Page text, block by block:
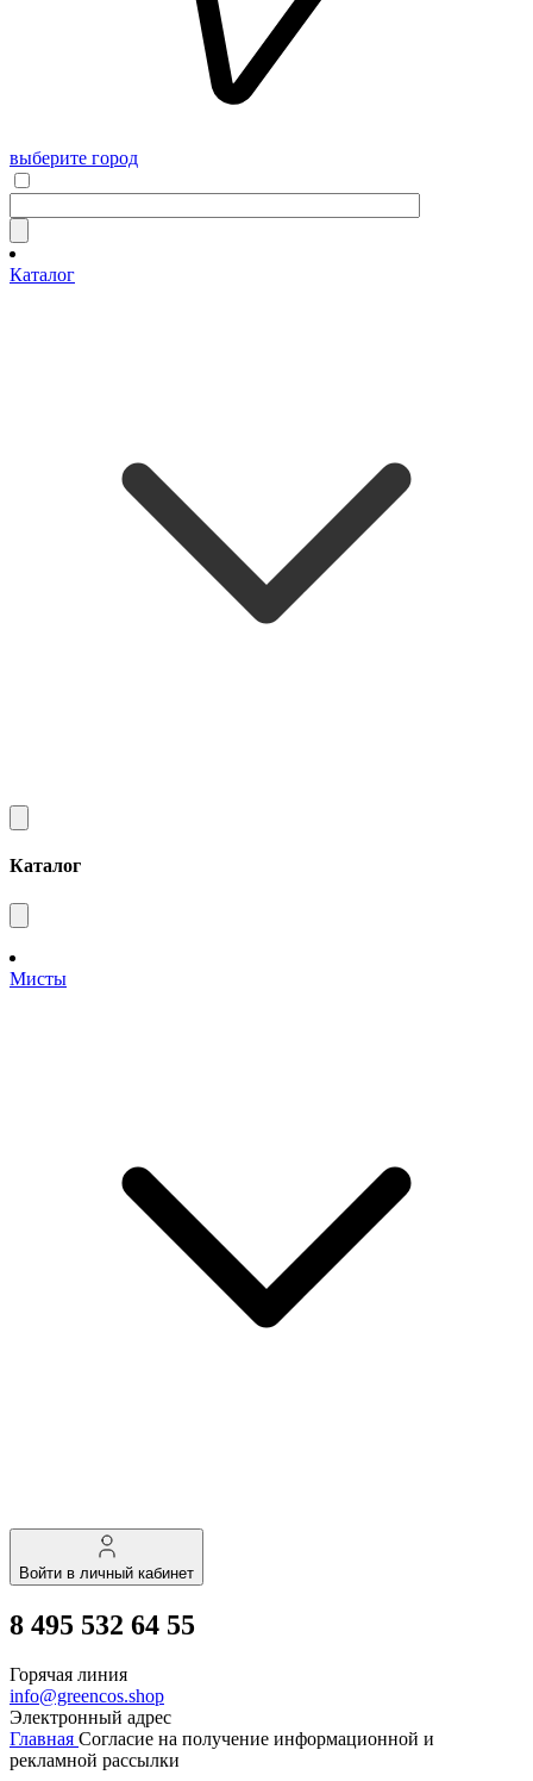
выберите город
Каталог
Каталог
Мисты
Войти в личный кабинет
8 495 532 64 55
Горячая линия
info@greencos.shop
Электронный адрес
Главная Согласие на получение информационной и
рекламной рассылки